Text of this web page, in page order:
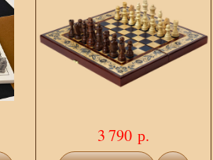
3 790 р.